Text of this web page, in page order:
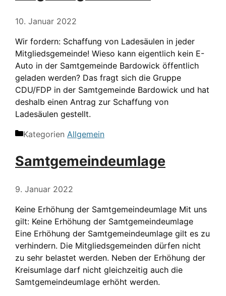
10. Januar 2022
Wir fordern: Schaffung von Ladesäulen in jeder
Mitgliedsgemeinde! Wieso kann eigentlich kein E-
Auto in der Samtgemeinde Bardowick öffentlich
geladen werden? Das fragt sich die Gruppe
CDU/FDP in der Samtgemeinde Bardowick und hat
deshalb einen Antrag zur Schaffung von
Ladesäulen gestellt.
Kategorien Allgemein
Samtgemeindeumlage
9. Januar 2022
Keine Erhöhung der Samtgemeindeumlage​ Mit uns
gilt: Keine Erhöhung der Samtgemeindeumlage
Eine Erhöhung der Samtgemeindeumlage gilt es zu
verhindern. Die Mitgliedsgemeinden dürfen nicht
zu sehr belastet werden. Neben der Erhöhung der
Kreisumlage darf nicht gleichzeitig auch die
Samtgemeindeumlage erhöht werden.